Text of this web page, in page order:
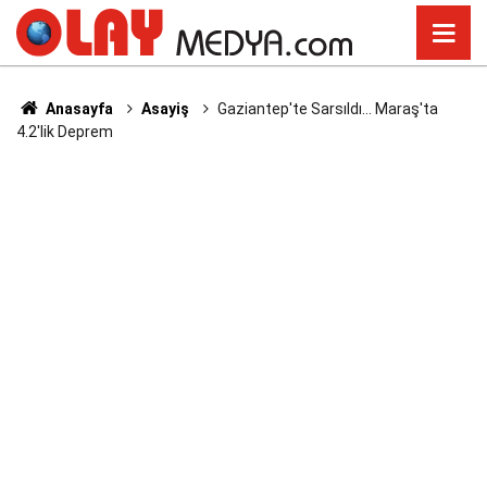
Anasayfa Asayiş
Gaziantep'te Sarsıldı... Maraş'ta
4.2'lik Deprem